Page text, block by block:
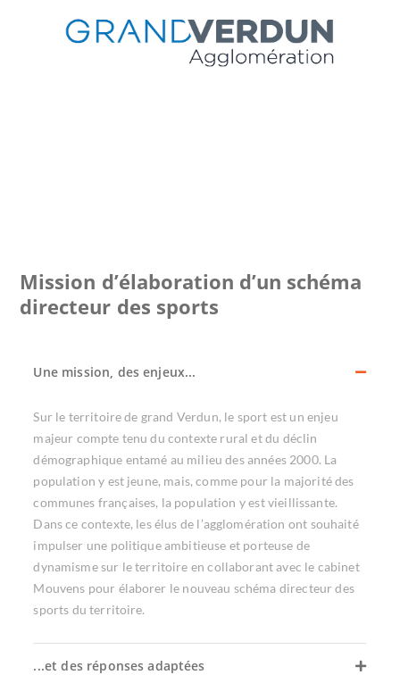
Mission d’élaboration d’un schéma
directeur des sports
Une mission, des enjeux...
Sur le territoire de grand Verdun, le sport est un enjeu
majeur compte tenu du contexte rural et du déclin
démographique entamé au milieu des années 2000. La
population y est jeune, mais, comme pour la majorité des
communes françaises, la population y est vieillissante.
Dans ce contexte, les élus de l’agglomération ont souhaité
impulser une politique ambitieuse et porteuse de
dynamisme sur le territoire en collaborant avec le cabinet
Mouvens pour élaborer le nouveau schéma directeur des
sports du territoire.
...et des réponses adaptées